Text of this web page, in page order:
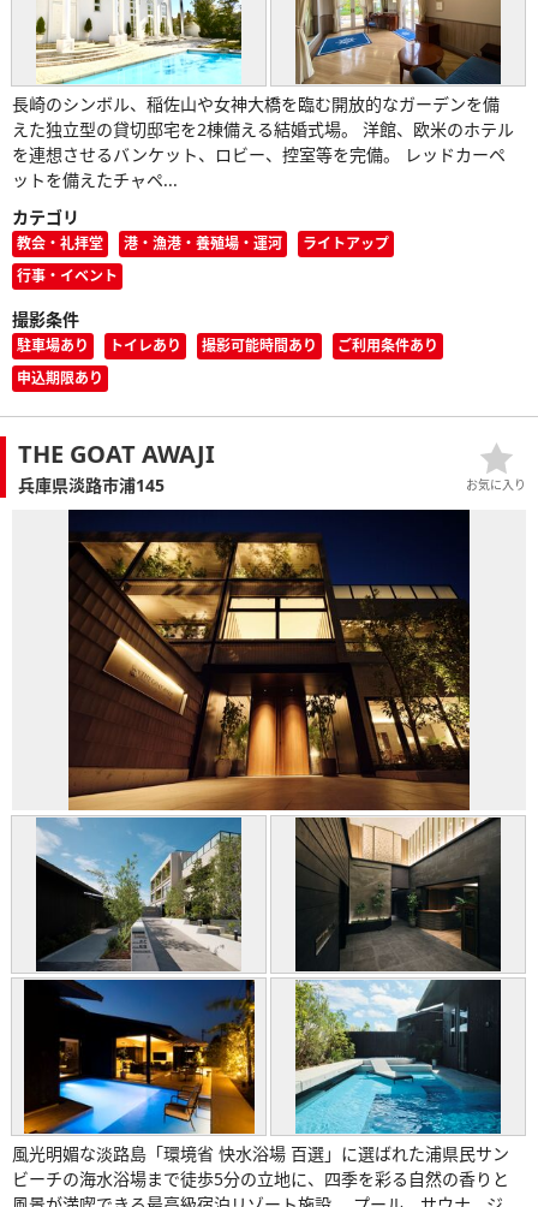
長崎のシンボル、稲佐山や女神大橋を臨む開放的なガーデンを備
えた独立型の貸切邸宅を2棟備える結婚式場。 洋館、欧米のホテル
を連想させるバンケット、ロビー、控室等を完備。 レッドカーペ
ットを備えたチャペ...
カテゴリ
教会・礼拝堂 港・漁港・養殖場・運河
ライトアップ
行事・イベント
撮影条件
駐車場あり トイレあり 撮影可能時間あり
ご利用条件あり
申込期限あり
THE GOAT AWAJI
兵庫県淡路市浦145
風光明媚な淡路島「環境省 快水浴場 百選」に選ばれた浦県民サン
ビーチの海水浴場まで徒歩5分の立地に、四季を彩る自然の香りと
お気に入り